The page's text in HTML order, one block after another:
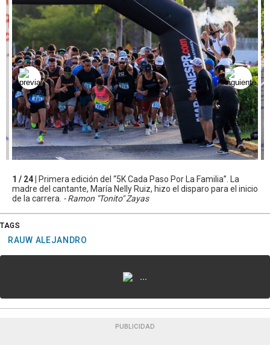
1 / 24 |
Primera edición del “5K Cada Paso Por La Familia”. La
madre del cantante, María Nelly Ruiz, hizo el disparo para el inicio
de la carrera. - Ramon "Tonito" Zayas
TAGS
RAUW ALEJANDRO
...
PUBLICIDAD